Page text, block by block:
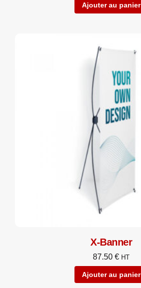
Ajouter au panier
X-Banner
87.50 € HT
Ajouter au panier